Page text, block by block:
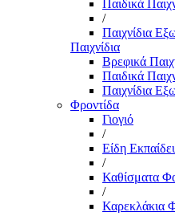
Παιδικά
/
Παιχνίδια
Παιχνίδια
Βρεφικά
Παιδικά
Παιχνίδια
Φροντίδα
Γιογιό
/
Είδη
/
Καθίσματα
/
Καρεκλάκια